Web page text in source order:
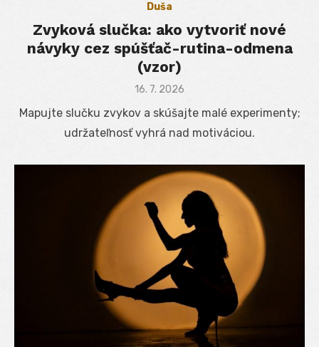
Duša
Zvyková slučka: ako vytvoriť nové
návyky cez spúšťač-rutina-odmena
(vzor)
Posted
16. 7. 2026
Mapujte slučku zvykov a skúšajte malé experimenty;
udržateľnosť vyhrá nad motiváciou.